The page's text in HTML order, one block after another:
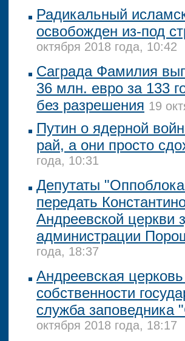
Радикальный
освобожден из-под
октября 2018 года, 10:42
Саграда Фамилия
36 млн. евро за 133
без разрешения 19
Путин о ядерной
рай, а они просто
года, 10:31
Депутаты
передать
Андреевской церкви
администрации
года, 18:37
Андреевская
собственности
служба заповедника
октября 2018 года, 18:17